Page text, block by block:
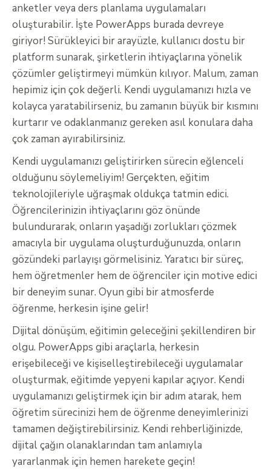
anketler veya ders planlama uygulamaları
oluşturabilir. İşte PowerApps burada devreye
giriyor! Sürükleyici bir arayüzle, kullanıcı dostu bir
platform sunarak, şirketlerin ihtiyaçlarına yönelik
çözümler geliştirmeyi mümkün kılıyor. Malum, zaman
hepimiz için çok değerli. Kendi uygulamanızı hızla ve
kolayca yaratabilirseniz, bu zamanın büyük bir kısmını
kurtarır ve odaklanmanız gereken asıl konulara daha
çok zaman ayırabilirsiniz.
Kendi uygulamanızı geliştirirken sürecin eğlenceli
olduğunu söylemeliyim! Gerçekten, eğitim
teknolojileriyle uğraşmak oldukça tatmin edici.
Öğrencilerinizin ihtiyaçlarını göz önünde
bulundurarak, onların yaşadığı zorlukları çözmek
amacıyla bir uygulama oluşturduğunuzda, onların
gözündeki parlayışı görmelisiniz. Yaratıcı bir süreç,
hem öğretmenler hem de öğrenciler için motive edici
bir deneyim sunar. Oyun gibi bir atmosferde
öğrenme, herkesin işine gelir!
Dijital dönüşüm, eğitimin geleceğini şekillendiren bir
olgu. PowerApps gibi araçlarla, herkesin
erişebileceği ve kişiselleştirebileceği uygulamalar
oluşturmak, eğitimde yepyeni kapılar açıyor. Kendi
uygulamanızı geliştirmek için bir adım atarak, hem
öğretim sürecinizi hem de öğrenme deneyimlerinizi
tamamen değiştirebilirsiniz. Kendi rehberliğinizde,
dijital çağın olanaklarından tam anlamıyla
yararlanmak için hemen harekete geçin!